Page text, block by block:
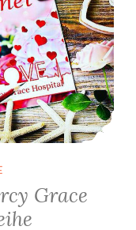
Grace